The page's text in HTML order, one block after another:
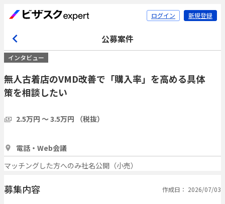
ログイン 新規登録
公募案件
インタビュー
無人古着店のVMD改善で「購入率」を高める具体
策を相談したい
2.5万円 〜 3.5万円 （税抜）
電話・Web会議
マッチングした方へのみ社名公開（小売）
募集内容 作成日： 2026/07/03